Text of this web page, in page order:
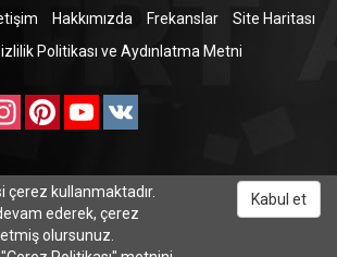
Hakkımızda Frekanslar
Site Haritası
Politikası ve Aydınlatma Metni
InstagramPinterestYouTube
çerez kullanmaktadır.
ederek, çerez
etmiş olursunuz.
Kabul et